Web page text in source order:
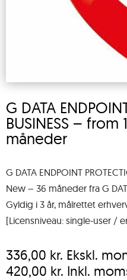
G DATA
BUSINESS –
måneder
G DATA ENDPOINT
New – 36 måneder fra G
Gyldig i 3 år, målrettet
[Licensniveau: single-user /
336,00 kr. Ekskl.
420,00 kr. Inkl.